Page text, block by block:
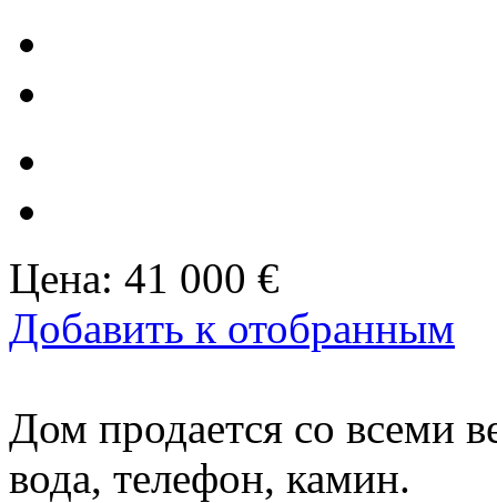
Цена: 41 000 €
Добавить к отобранным
Дом продается со всеми
вода, телефон, камин.